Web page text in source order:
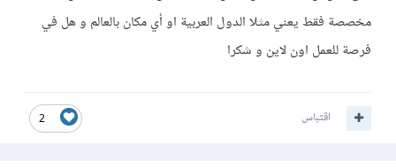
مخصصة فقط يعني مثلا الدول العربية او أي مكان بالعالم و هل في
فرصة للعمل اون لاين و شكرا
2 اقتباس